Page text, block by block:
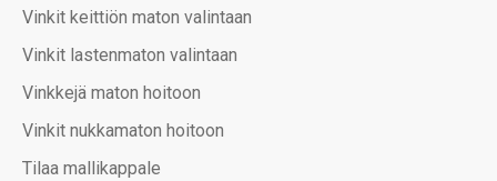
Vinkit keittiön maton valintaan
Vinkit lastenmaton valintaan
Vinkkejä maton hoitoon
Vinkit nukkamaton hoitoon
Tilaa mallikappale